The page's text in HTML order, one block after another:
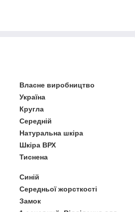
Власне виробництво
Україна
Кругла
Середній
Натуральна шкіра
Шкіра ВРХ
Тиснена
Синій
Середньої жорсткості
Замок